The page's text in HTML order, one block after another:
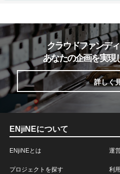
クラウドファンディ
あなたの企画を実現
詳しく
ENjiNEについて
ENjiNEとは
プロジェクトを探す
運
利